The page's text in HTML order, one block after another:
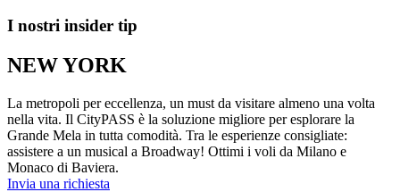
I nostri insider tip
NEW YORK
La metropoli per eccellenza, un must da visitare almeno una volta
nella vita. Il CityPASS è la soluzione migliore per esplorare la
Grande Mela in tutta comodità. Tra le esperienze consigliate:
assistere a un musical a Broadway! Ottimi i voli da Milano e
Monaco di Baviera.
Invia una richiesta